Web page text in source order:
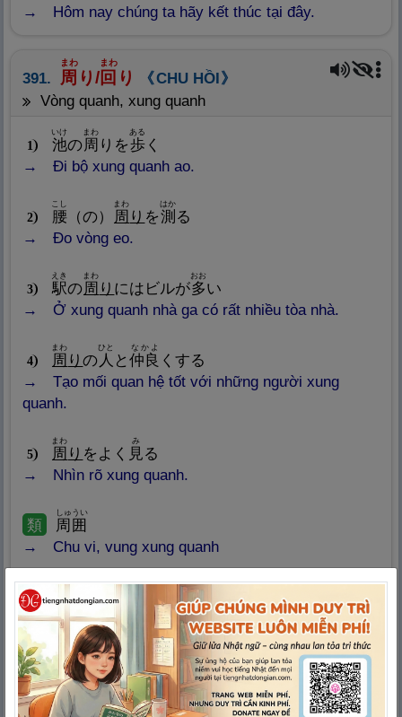
Hôm nay chúng ta hãy kết thúc tại đây.
391. 周
まわ
り/回
まわ
り
CHU HỒI
vòng quanh, xung quanh
1 池
いけ
の周
まわ
りを歩
ある
く
Đi bộ xung quanh ao.
2 腰
こし
（の） 周
まわ
り を測
はか
る
Đo vòng eo.
3 駅
えき
の周
まわ
り にはビルが多
おお
い
Ở xung quanh nhà ga có rất nhiều tòa nhà.
4 周
まわ
りの 人
ひと
と仲良
なかよ
くする
Tạo mối quan hệ tốt với những người xung
quanh.
5 周
まわ
り をよく 見
み
る
Nhìn rõ xung quanh.
類 周 囲
Nghĩa: Vây quanh, xung quanh,
bao quanh
しゅうい
Chu vi, vung xung quanh
連 身
み
の＿
Xung quanh bản thân
類 周囲
Nghĩa: Vây quanh, xung quanh,
しゅうい
、周辺
しゅうへん
Chu vi, vùng xung quanh